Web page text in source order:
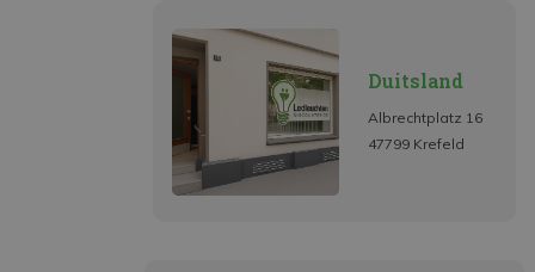
Duitsland
Albrechtplatz 16
47799 Krefeld